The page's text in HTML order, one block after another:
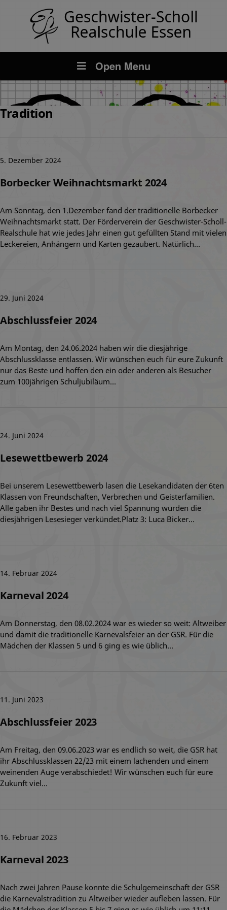
Open Menu
Tradition
5. Dezember 2024
Borbecker Weihnachtsmarkt 2024
Am Sonntag, den 1.Dezember fand der traditionelle Borbecker
Weihnachtsmarkt statt. Der Förderverein der Geschwister-Scholl-
Realschule hat wie jedes Jahr einen gut gefüllten Stand mit vielen
Leckereien, Anhängern und Karten gezaubert. Natürlich…
29. Juni 2024
Abschlussfeier 2024
Am Montag, den 24.06.2024 haben wir die diesjährige
Abschlussklasse entlassen. Wir wünschen euch für eure Zukunft
nur das Beste und hoffen den ein oder anderen als Besucher
zum 100jährigen Schuljubiläum…
24. Juni 2024
Lesewettbewerb 2024
Bei unserem Lesewettbewerb lasen die Lesekandidaten der 6ten
Klassen von Freundschaften, Verbrechen und Geisterfamilien.
Alle gaben ihr Bestes und nach viel Spannung wurden die
diesjährigen Lesesieger verkündet.Platz 3: Luca Bicker…
14. Februar 2024
Karneval 2024
Am Donnerstag, den 08.02.2024 war es wieder so weit: Altweiber
und damit die traditionelle Karnevalsfeier an der GSR. Für die
Mädchen der Klassen 5 und 6 ging es wie üblich…
11. Juni 2023
Abschlussfeier 2023
Am Freitag, den 09.06.2023 war es endlich so weit, die GSR hat
ihr Abschlussklassen 22/23 mit einem lachenden und einem
weinenden Auge verabschiedet! Wir wünschen euch für eure
Zukunft viel…
16. Februar 2023
Karneval 2023
Nach zwei Jahren Pause konnte die Schulgemeinschaft der GSR
die Karnevalstradition zu Altweiber wieder aufleben lassen. Für